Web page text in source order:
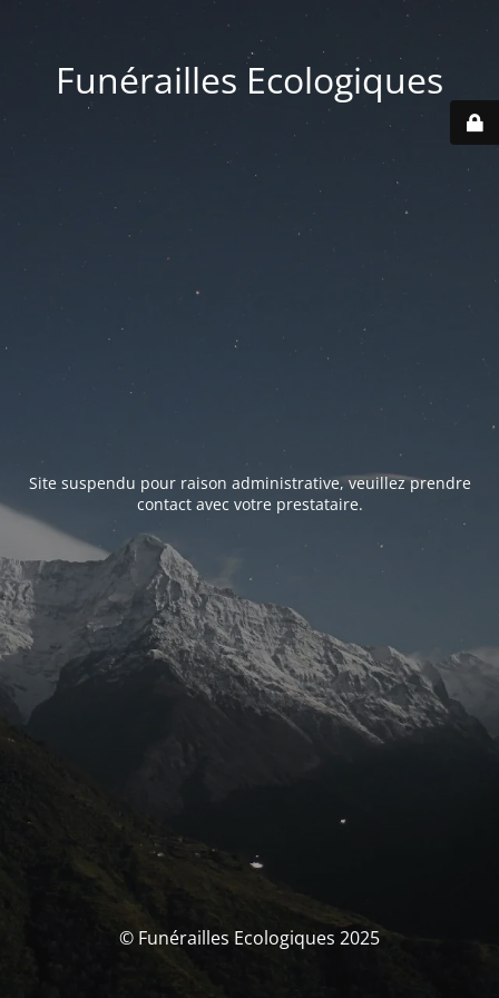
Funérailles Ecologiques
Site suspendu pour raison administrative, veuillez prendre
contact avec votre prestataire.
© Funérailles Ecologiques 2025